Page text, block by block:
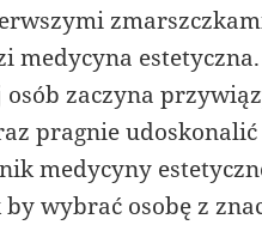
zaczyna
pragnie udoskonalić
medycyny
wybrać osobę z